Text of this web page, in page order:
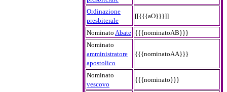
Ordinazione
presbiterale
[[{{{aO}}}]]
Nominato Abate {{{nominatoAB}}}
Nominato
amministratore
apostolico
{{{nominatoAA}}}
Nominato
vescovo
{{{nominato}}}